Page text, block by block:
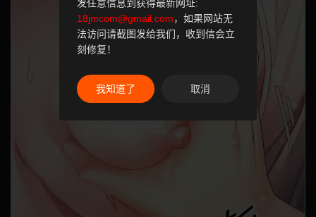
发任意信息到获得最新网址:
18jmcom@gmail.com，如果网站无
法访问请截图发给我们，收到信会立
刻修复！
我知道了 取消